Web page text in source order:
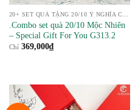
20+ SET QUÀ TẶNG 20/10 Ý NGHĨA CHO PHÁI NỮ
.Combo set quà 20/10 Mộc Nhiên
– Special Gift For You G313.2
Chỉ 369,000₫